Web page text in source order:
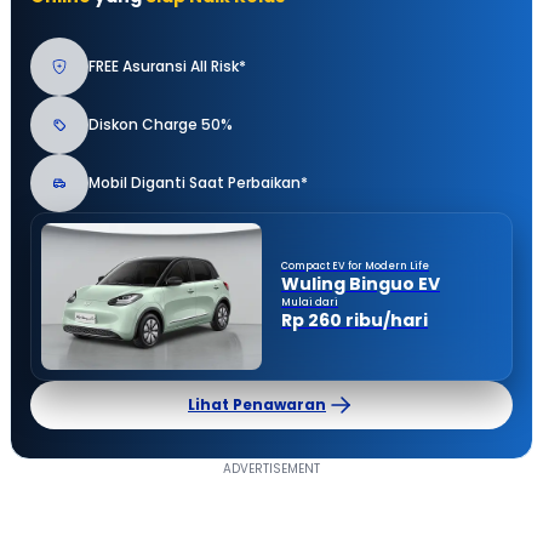
FREE Asuransi All Risk*
Diskon Charge 50%
Mobil Diganti Saat Perbaikan*
Compact EV for Modern Life
Wuling Binguo EV
Mulai dari
Rp 260 ribu/hari
Lihat Penawaran